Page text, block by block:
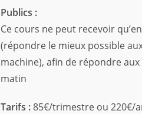
Publics :
Ce cours ne peut recevoir
(répondre le mieux possible
machine), afin de répondre
matin
Tarifs :85€/trimestre ou 220€/